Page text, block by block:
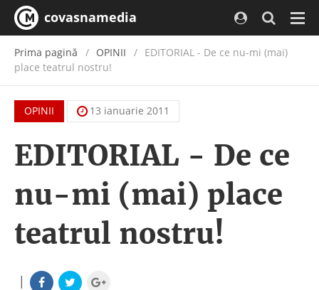
covasnamedia
Prima pagină OPINII
EDITORIAL - De ce nu-mi (mai)
place teatrul nostru!
OPINII 13 ianuarie 2011
EDITORIAL - De ce
nu-mi (mai) place
teatrul nostru!
|